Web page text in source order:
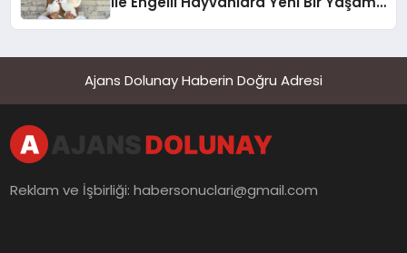
Ajans Dolunay Haberin Doğru Adresi
Reklam ve İşbirliği:habersonuclari@gmail.com